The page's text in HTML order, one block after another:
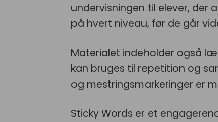
undervisningen til elever, der
på hvert niveau, før de går
Materialet indeholder også
kan bruges til repetition og
og mestringsmarkeringer er
Sticky Words er et